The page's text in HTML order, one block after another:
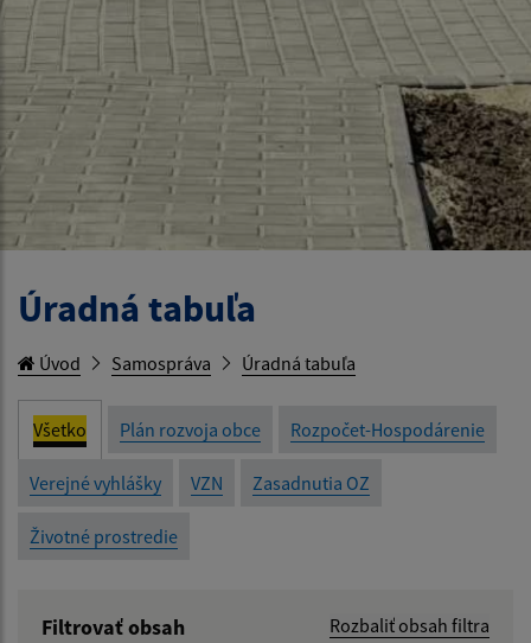
Úradná tabuľa
Úvod Samospráva Úradná tabuľa
Všetko Plán rozvoja obce Rozpočet-Hospodárenie
Verejné vyhlášky VZN Zasadnutia OZ
Životné prostredie
Filtrovať obsah Rozbaliť obsah filtra